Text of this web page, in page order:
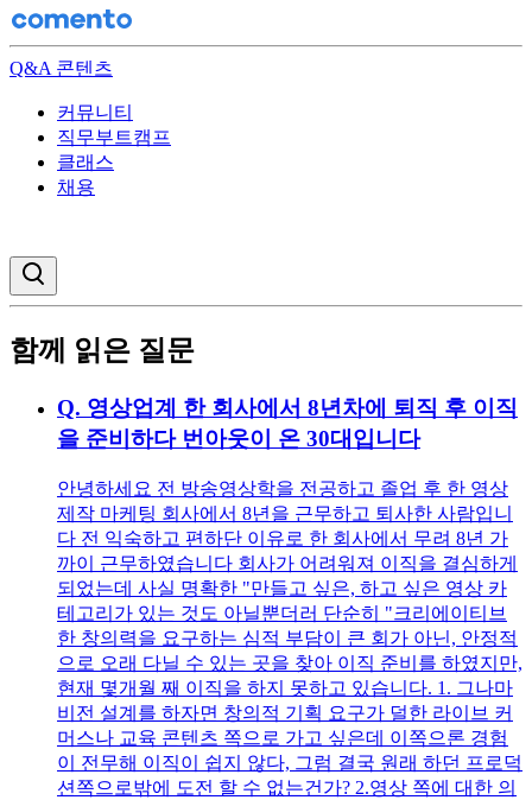
Q&A 콘텐츠
커뮤니티
직무부트캠프
클래스
채용
함께 읽은 질문
Q. 영상업계 한 회사에서 8년차에 퇴직 후 이직
을 준비하다 번아웃이 온 30대입니다
안녕하세요 전 방송영상학을 전공하고 졸업 후 한 영상
제작 마케팅 회사에서 8년을 근무하고 퇴사한 사람입니
다 전 익숙하고 편하단 이유로 한 회사에서 무려 8년 가
까이 근무하였습니다 회사가 어려워져 이직을 결심하게
되었는데 사실 명확한 "만들고 싶은, 하고 싶은 영상 카
테고리가 있는 것도 아닐뿐더러 단순히 "크리에이티브
한 창의력을 요구하는 심적 부담이 큰 회가 아닌, 안정적
으로 오래 다닐 수 있는 곳을 찾아 이직 준비를 하였지만,
현재 몇개월 째 이직을 하지 못하고 있습니다. 1. 그나마
비전 설계를 하자면 창의적 기획 요구가 덜한 라이브 커
머스나 교육 콘텐츠 쪽으로 가고 싶은데 이쪽으론 경험
이 전무해 이직이 쉽지 않다, 그럼 결국 원래 하던 프로덕
션쪽으로밖에 도전 할 수 없는건가? 2.영상 쪽에 대한 의